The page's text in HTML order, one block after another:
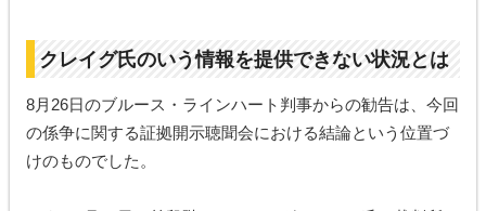
クレイグ氏のいう情報を提供できない状況とは
8月26日のブルース・ラインハート判事からの勧告は、今回
の係争に関する証拠開示聴聞会における結論という位置づ
けのものでした。